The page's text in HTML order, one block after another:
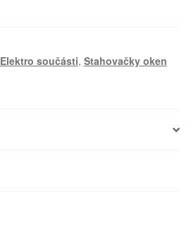
Elektro součásti, Stahovačky oken